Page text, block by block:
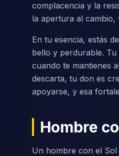
complacencia y la
la apertura al
En tu esencia, estás
bello y perdurable. Tu
cuando te mantienes
descarta, tu don es
apoyarse, y esa
Hombre
Un hombre con el Sol